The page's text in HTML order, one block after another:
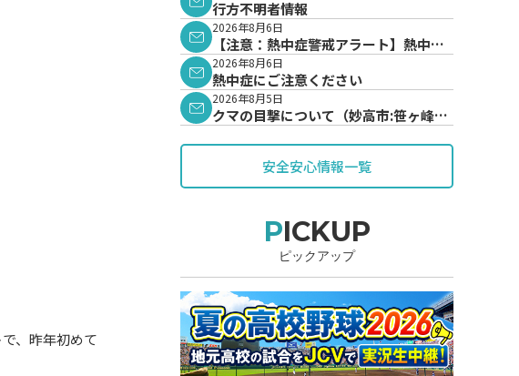
、昨年初めて
行方不明者情報
2026年8月6日
【注意：熱中症警戒アラート】熱中症
警戒アラートが発表されています。
2026年8月6日
熱中症にご注意ください
2026年8月5日
クマの目撃について（妙高市:笹ヶ峰地
安全安心情報一覧
PICKUP
ピックアップ